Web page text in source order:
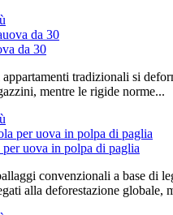
da 30
tradizionali si
mentre le rigide norme...
per uova in polpa di paglia
convenzionali a base di
alla deforestazione globale,